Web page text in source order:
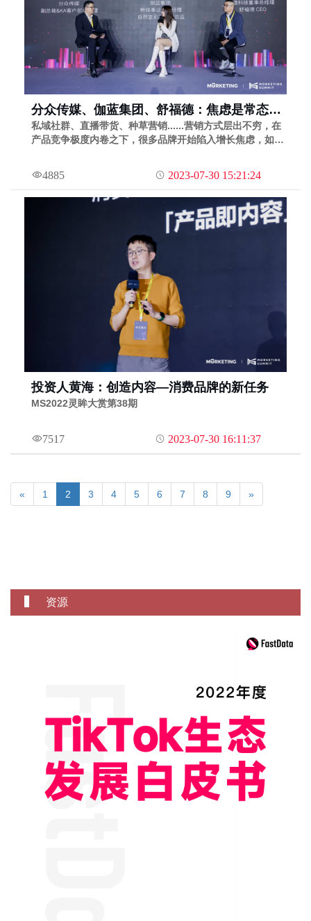
分众传媒、伽蓝集团、舒福德：焦虑是常态，
也是机会，抓住机会就是增长｜MS2022灵眸
大赏13期
私域社群、直播带货、种草营销......营销方式层出不穷，在
产品竞争极度内卷之下，很多品牌开始陷入增长焦虑，如何
4885
2023-07-30 15:21:24
投资人黄海：创造内容—消费品牌的新任务
MS2022灵眸大赏第38期
7517 2023-07-30 16:11:37
« 1 2 3 4 5 6 7 8 9 »
资源